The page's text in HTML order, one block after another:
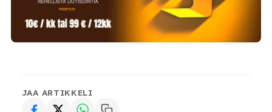
JAA ARTIKKELI